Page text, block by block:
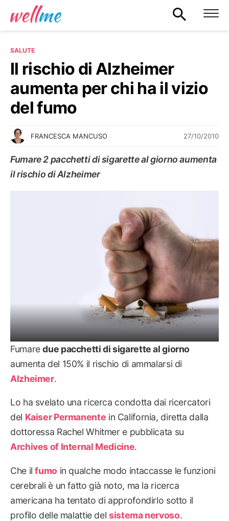
SALUTE
Il rischio di Alzheimer
aumenta per chi ha il vizio
del fumo
FRANCESCA MANCUSO 27/10/2010
Fumare 2 pacchetti di sigarette al giorno aumenta
il rischio di Alzheimer
Fumaredue pacchetti di sigarette al giorno
aumenta del 150% il rischio di ammalarsi di
Alzheimer.
Lo ha svelato una ricerca condotta dai ricercatori
del Kaiser Permanente in California, diretta dalla
dottoressa Rachel Whitmer e pubblicata su
Archives of Internal Medicine.
Che ilfumo in qualche modo intaccasse le funzioni
cerebrali è un fatto già noto, ma la ricerca
americana ha tentato di approfondirlo sotto il
profilo delle malattie delsistema nervoso.